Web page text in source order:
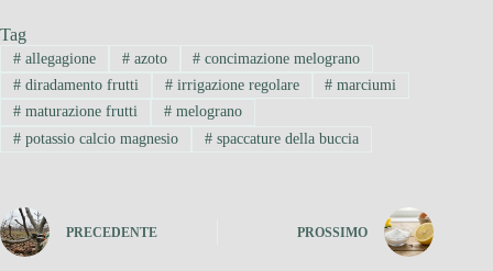
Tag
#allegagione #azoto # concimazione melograno
#diradamento frutti #irrigazione regolare # marciumi
#maturazione frutti #melograno
#potassio calcio magnesio #spaccature della buccia
PRECEDENTE PROSSIMO